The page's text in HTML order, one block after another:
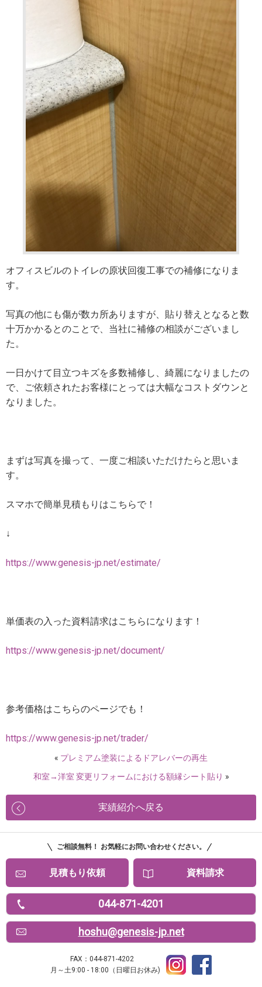
オフィスビルのトイレの原状回復工事での補修になりま
す。
写真の他にも傷が数カ所ありますが、貼り替えとなると数
十万かかるとのことで、当社に補修の相談がございまし
た。
一日かけて目立つキズを多数補修し、綺麗になりましたの
で、ご依頼されたお客様にとっては大幅なコストダウンと
なりました。
まずは写真を撮って、一度ご相談いただけたらと思いま
す。
スマホで簡単見積もりはこちらで！
↓
https://www.genesis-jp.net/estimate/
単価表の入った資料請求はこちらになります！
https://www.genesis-jp.net/document/
参考価格はこちらのページでも！
https://www.genesis-jp.net/trader/
« プレミアム塗装によるドアレバーの再生
和室→洋室 変更リフォームにおける額縁シート貼り »
実績紹介へ戻る
ご相談無料！ お気軽にお問い合わせください。
見積もり依頼 資料請求
044-871-4201
hoshu@genesis-jp.net
FAX：044-871-4202
月～土9:00 - 18:00（日曜日お休み)